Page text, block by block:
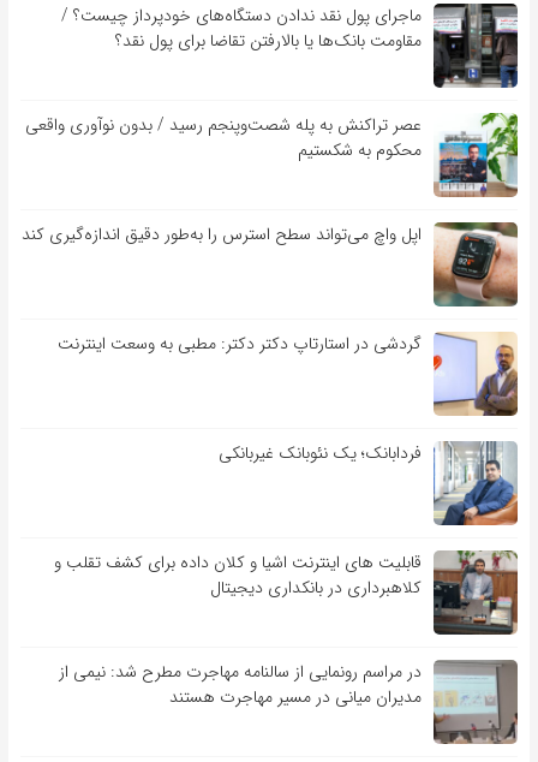
ماجرای پول نقد ندادن دستگاه‌های خودپرداز چیست؟ /
مقاومت بانک‌ها یا بالارفتن تقاضا برای پول نقد؟
عصر تراکنش به پله شصت‌وپنجم رسید / بدون نوآوری واقعی
محکوم به شکستیم
اپل واچ می‌تواند سطح استرس را به‌طور دقیق اندازه‌گیری کند
گردشی در استارتاپ دکتر دکتر: مطبی به وسعت اینترنت
فردابانک؛ یک نئوبانک غیربانکی
قابلیت ‏های اینترنت اشیا و کلان‏ داده برای کشف تقلب و
کلاهبرداری در بانکداری دیجیتال
در مراسم رونمایی از سالنامه مهاجرت مطرح شد: نیمی از
مدیران میانی در مسیر مهاجرت هستند